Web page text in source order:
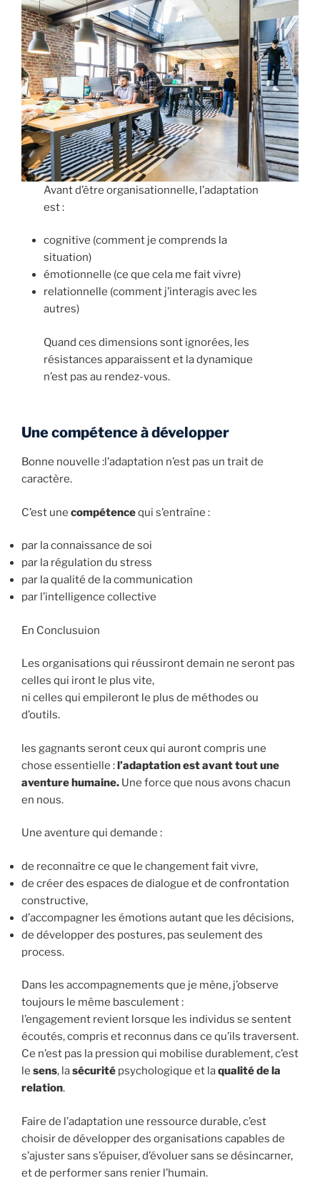
Avant d’être organisationnelle, l’adaptation
est :
cognitive (comment je comprends la
situation)
émotionnelle (ce que cela me fait vivre)
relationnelle (comment j’interagis avec les
autres)
Quand ces dimensions sont ignorées, les
résistances apparaissent et la dynamique
n’est pas au rendez-vous.
Une compétence à développer
Bonne nouvelle :l’adaptation n’est pas un trait de
caractère.
C’est une compétencequi s’entraîne :
par la connaissance de soi
par la régulation du stress
par la qualité de la communication
par l’intelligence collective
En Conclusuion
Les organisations qui réussiront demain ne seront pas
celles qui iront le plus vite,
ni celles qui empileront le plus de méthodes ou
d’outils.
les gagnants seront ceux qui auront compris une
chose essentielle :l’adaptation est avant tout une
aventure humaine. Une force que nous avons chacun
en nous.
Une aventure qui demande :
de reconnaître ce que le changement fait vivre,
de créer des espaces de dialogue et de confrontation
constructive,
d’accompagner les émotions autant que les décisions,
de développer des postures, pas seulement des
process.
Dans les accompagnements que je mène, j’observe
toujours le même basculement :
l’engagement revient lorsque les individus se sentent
écoutés, compris et reconnus dans ce qu’ils traversent.
Ce n’est pas la pression qui mobilise durablement, c’est
le sens, lasécurité psychologique et laqualité de la
relation.
Faire de l’adaptation une ressource durable, c’est
choisir de développer des organisations capables de
s’ajuster sans s’épuiser, d’évoluer sans se désincarner,
et de performer sans renier l’humain.